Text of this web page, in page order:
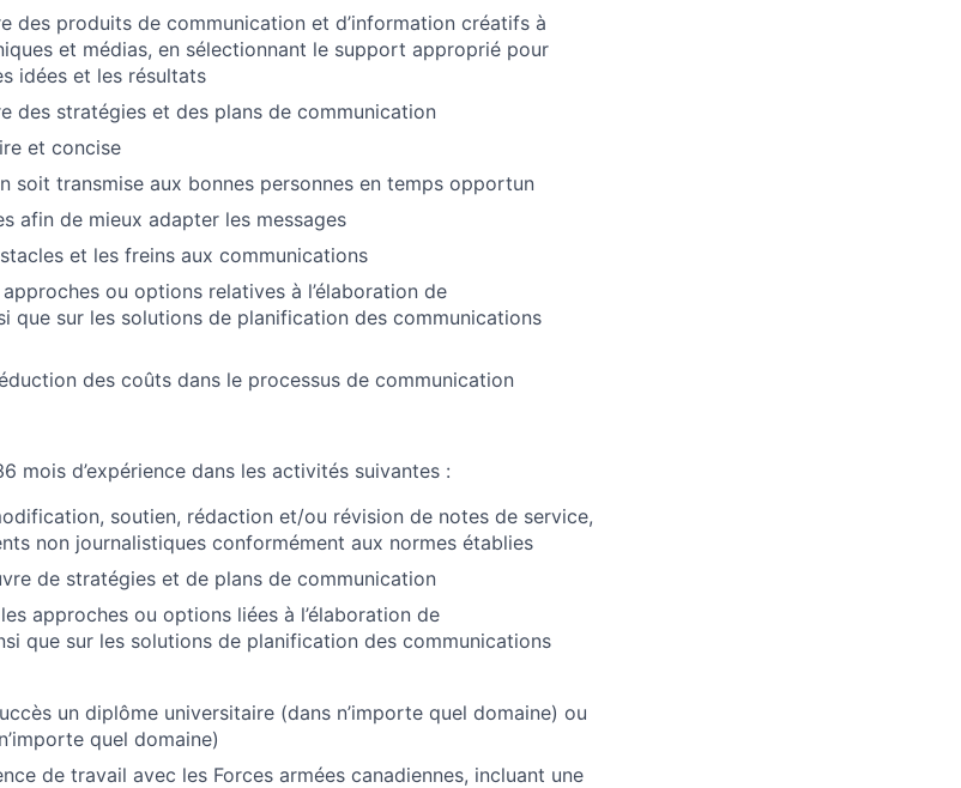
des produits de communication et d’information créatifs à
et médias, en sélectionnant le support approprié pour
idées et les résultats
des stratégies et des plans de communication
et concise
soit transmise aux bonnes personnes en temps opportun
afin de mieux adapter les messages
et les freins aux communications
ou options relatives à l’élaboration de
que sur les solutions de planification des communications
des coûts dans le processus de communication
mois d’expérience dans les activités suivantes :
soutien, rédaction et/ou révision de notes de service,
non journalistiques conformément aux normes établies
de stratégies et de plans de communication
approches ou options liées à l’élaboration de
que sur les solutions de planification des communications
un diplôme universitaire (dans n’importe quel domaine) ou
quel domaine)
de travail avec les Forces armées canadiennes, incluant une